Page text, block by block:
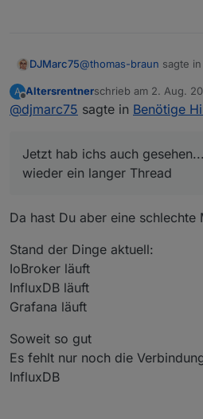
DJMarc75@thomas-braun sagte in
Altersrentner kam mit
Jetzt hab ichs auch
wieder ein langer Thread
A
Offline
Altersrentnerschrieb am 2. Aug.
zuletzt editiert von
@djmarc75 sagte in Benötige
Jetzt hab ichs auch
wieder ein langer Thread
Da hast Du aber eine schlechte
Stand der Dinge aktuell:
IoBroker läuft
InfluxDB läuft
Grafana läuft
Soweit so gut
Es fehlt nur noch die
InfluxDB